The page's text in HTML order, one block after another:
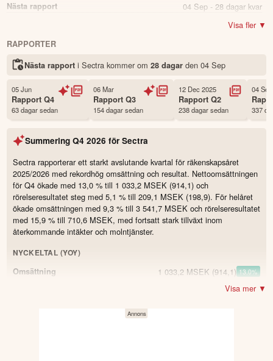
Nästa rapport 04 Sep - 28 dagar kvar
Ja
Namn
SECT B
Status Noterad
Land Sverige
Antal ägare Avanza
Antal ägare Nordnet
1,854 st
Källa:Börsdata
Visa fler ▼
RAPPORTER
Nästa rapport i Sectra kommer om 28 dagarden 04 Sep
05 Jun
RapportQ4
63 dagar sedan
06 Mar
RapportQ3
154 dagar sedan
12 Dec 2025
RapportQ2
238 dagar sedan
04
337
Summering Q4 2026 för Sectra
Sectra rapporterar ett starkt avslutande kvartal för räkenskapsåret
2025/2026 med rekordhög omsättning och resultat. Nettoomsättningen
för Q4 ökade med 13,0 % till 1 033,2 MSEK (914,1) och
rörelseresultatet steg med 5,1 % till 209,1 MSEK (198,9). För helåret
ökade omsättningen med 9,3 % till 3 541,7 MSEK och rörelseresultatet
med 15,9 % till 710,6 MSEK, med fortsatt stark tillväxt inom
återkommande intäkter och molntjänster.
NYCKELTAL (YOY)
Omsättning
1 033,2 MSEK (914,1) 13.0%
(198,9) 5.1%
Visa mer ▼